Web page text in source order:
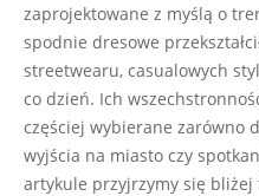
zaprojektowane z myślą o
spodnie dresowe
streetwearu, casualowych
co dzień. Ich
częściej wybierane zarówno
wyjścia na miasto czy
artykule przyjrzymy się